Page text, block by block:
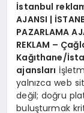
İstanbul
AJANSI |
PAZARLAMA
REKLAM –
Kağıthane/
ajansları
yalnızca web
değil; doğru
buluşturmak